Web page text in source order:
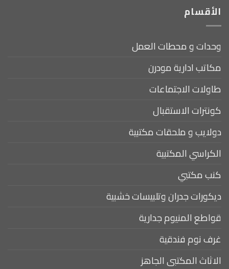
الأقسام
وحدات و محطات العمل
مكاتب ادارية مودرن
طاولات الاجتماعات
كونترات الاستقبال
دولايب و ملحقات مكتبية
الكراسي المكتبية
كنب مكتبي
ديكورات جدران وتلبيسات خشبية
قواطع المنيوم جدارية
غرف نوم فندقية
الاثاث المكتبى الجاهز